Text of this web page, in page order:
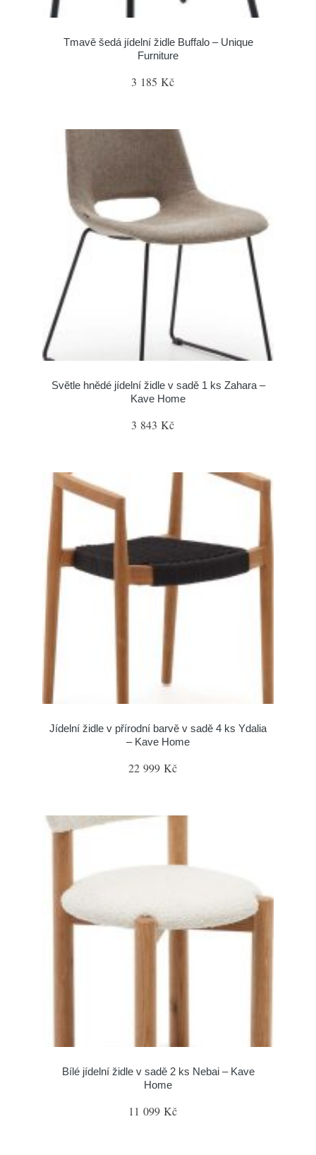
Tmavě šedá jídelní židle Buffalo – Unique
Furniture
3 185 Kč
Světle hnědé jídelní židle v sadě 1 ks Zahara –
Kave Home
3 843 Kč
Jídelní židle v přírodní barvě v sadě 4 ks Ydalia
– Kave Home
22 999 Kč
Bílé jídelní židle v sadě 2 ks Nebai – Kave
Home
11 099 Kč